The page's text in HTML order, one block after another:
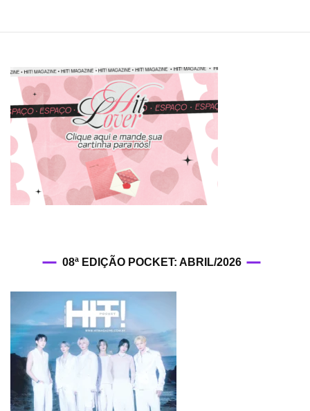
08ª EDIÇÃO POCKET: ABRIL/2026